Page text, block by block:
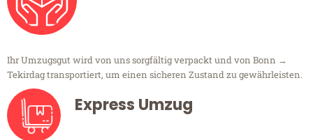
Ihr Umzugsgut wird von uns sorgfältig verpackt und von Bonn →
Tekirdag transportiert, um einen sicheren Zustand zu gewährleisten.
Express Umzug